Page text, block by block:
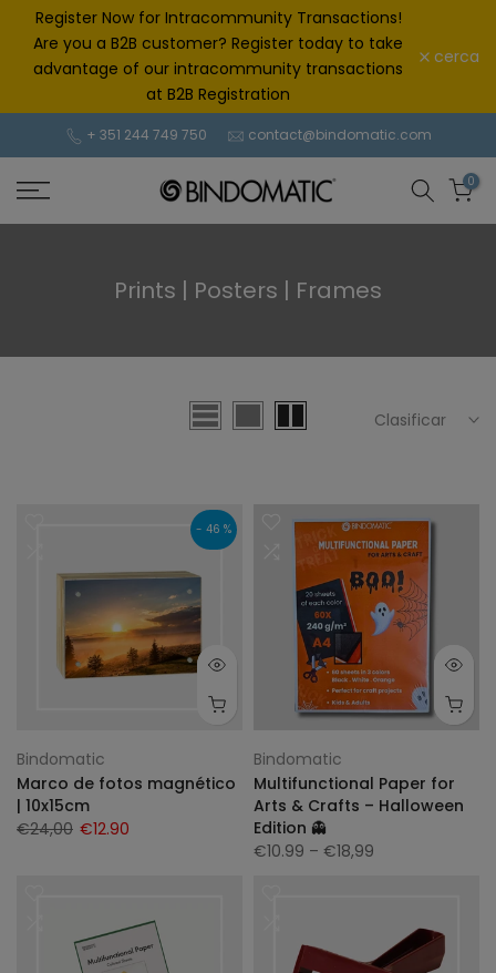
saltar
contenido
Register Now for Intracommunity Transactions!
Are you a B2B customer? Register today to take
advantage of our intracommunity transactions
at B2B Registration
cerca
+ 351 244 749 750 contact@bindomatic.com
0
Prints | Posters | Frames
Clasificar
- 46 %
Bindomatic
Marco de fotos magnético
| 10x15cm
€24,00 €12.90
Bindomatic
Multifunctional Paper for
Arts & Crafts – Halloween
Edition 👻
€10.99 – €18,99